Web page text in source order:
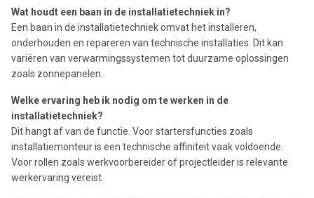
Wat houdt een baan in de installatietechniek in?
Een baan in de installatietechniek omvat het installeren,
onderhouden en repareren van technische installaties. Dit kan
variëren van verwarmingssystemen tot duurzame oplossingen
zoals zonnepanelen.
Welke ervaring heb ik nodig om te werken in de
installatietechniek?
Dit hangt af van de functie. Voor startersfuncties zoals
installatiemonteur is een technische affiniteit vaak voldoende.
Voor rollen zoals werkvoorbereider of projectleider is relevante
werkervaring vereist.